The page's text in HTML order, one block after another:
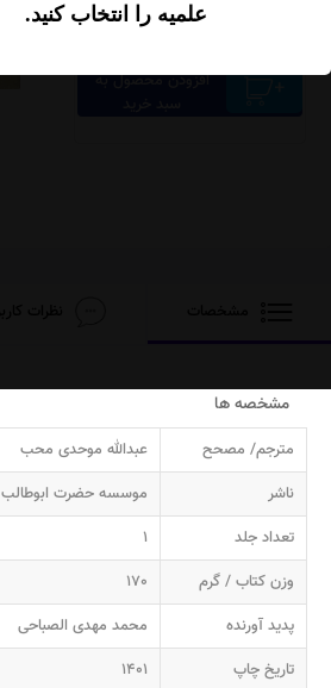
علمیه را انتخاب کنید. 21,000
افزودن محصول به
مشخصه ها
مترجم/ مصحح
عبدالله موحدی محب
ناشر
موسسه حضرت ابوطالب
تعداد جلد
1
وزن کتاب / گرم
170
پدید آورنده
محمد مهدی الصباحی
تاریخ چاپ
1401